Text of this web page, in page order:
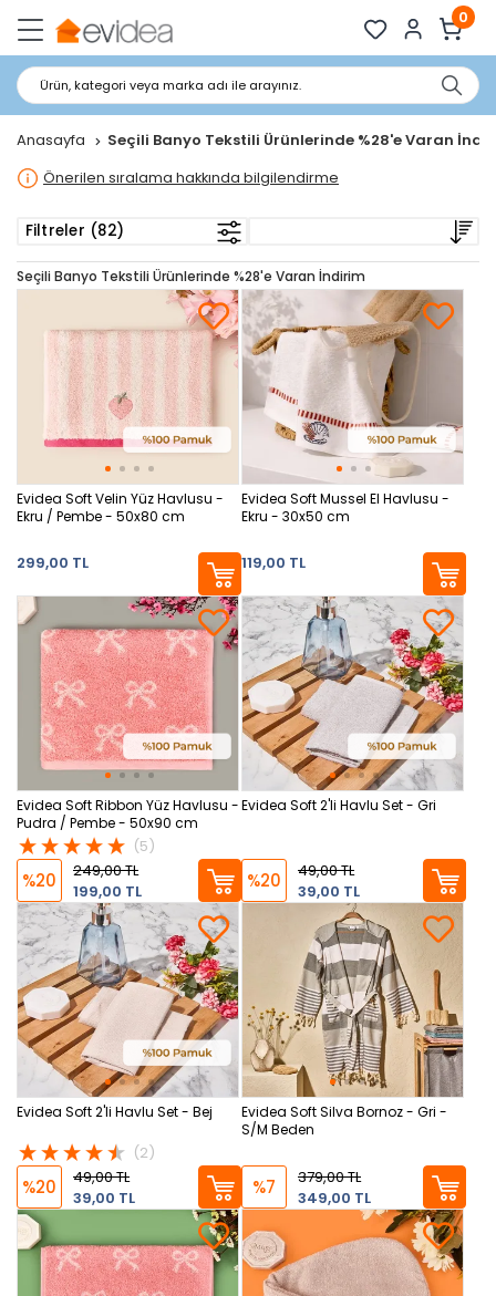
0
Ürün, kategori veya marka adı ile arayınız.
Anasayfa Seçili Banyo Tekstili Ürünlerinde %28'e Varan
Önerilen sıralama hakkında bilgilendirme
Filtreler (82)
Seçili Banyo Tekstili Ürünlerinde %28'e Varan İndirim
Evidea Soft Velin Yüz Havlusu -
Ekru / Pembe - 50x80 cm
299,00 TL
Evidea Soft Mussel El Havlusu -
Ekru - 30x50 cm
119,00 TL
Evidea Soft Ribbon Yüz Havlusu -
Pudra / Pembe - 50x90 cm
(5)
%20
249,00 TL
199,00 TL
Evidea Soft 2'li Havlu Set - Gri
%20
49,00 TL
39,00 TL
Evidea Soft 2'li Havlu Set - Bej
(2)
%20
49,00 TL
39,00 TL
Evidea Soft Silva Bornoz - Gri -
S/M Beden
%7
379,00 TL
349,00 TL